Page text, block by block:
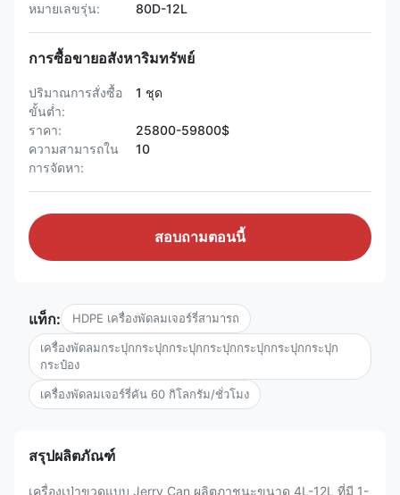
หมายเลขรุ่น:
80D-12L
การซื้อขายอสังหาริมทรัพย์
ปริมาณการสั่งซื้อ
ขั้นต่ำ:
1 ชุด
ราคา:
25800-59800$
ความสามารถใน
การจัดหา:
10
สอบถามตอนนี้
แท็ก: HDPE เครื่องพัดลมเจอร์รี่สามารถ
เครื่องพัดลมกระปุกกระปุกกระปุกกระปุกกระปุกกระปุกกระปุก
กระป๋อง
เครื่องพัดลมเจอร์รี่คัน 60 กิโลกรัม/ชั่วโมง
สรุปผลิตภัณฑ์
เครื่องเป่าขวดแบบ Jerry Can ผลิตภาชนะขนาด 4L-12L ที่มี 1-